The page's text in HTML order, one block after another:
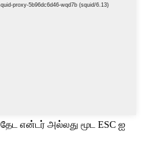
தேட என்டர் அல்லது மூட ESC ஐ